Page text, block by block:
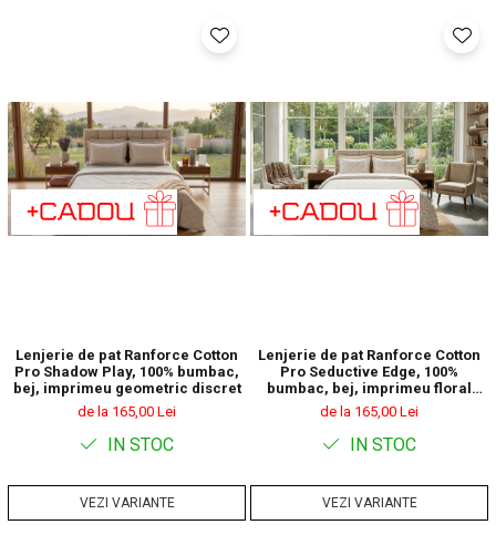
Lenjerie de pat Ranforce Cotton
Pro Shadow Play, 100% bumbac,
bej, imprimeu geometric discret
de la 165,00 Lei
IN STOC
VEZI VARIANTE
Lenjerie de pat Ranforce Cotton
Pro Seductive Edge, 100%
bumbac, bej, imprimeu floral
discret
de la 165,00 Lei
IN STOC
VEZI VARIANTE